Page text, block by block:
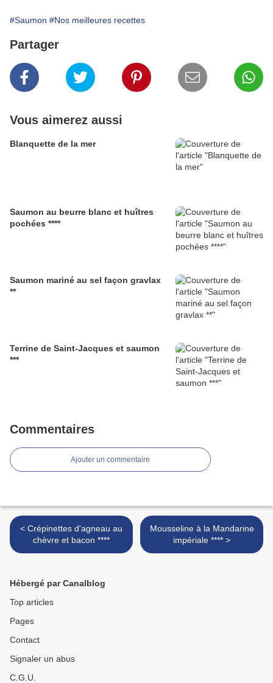
#Saumon #Nos meilleures recettes
Partager
Vous aimerez aussi
Blanquette de la mer
Saumon au beurre blanc et huîtres
pochées ****
Saumon mariné au sel façon gravlax
**
Terrine de Saint-Jacques et saumon
***
Commentaires
Ajouter un commentaire
< Crépinettes d'agneau au
chèvre et bacon ****
Mousseline à la Mandarine
impériale **** >
Hébergé par Canalblog
Top articles
Pages
Contact
Signaler un abus
C.G.U.